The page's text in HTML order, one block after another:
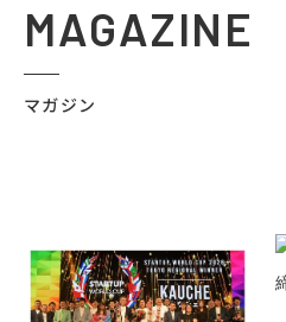
MAGAZINE
マガジン